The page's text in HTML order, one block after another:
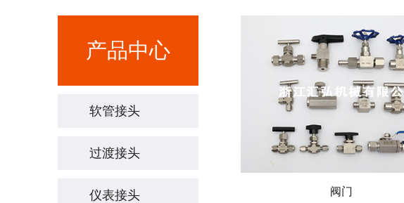
产品中心
软管接头
过渡接头
仪表接头 阀门